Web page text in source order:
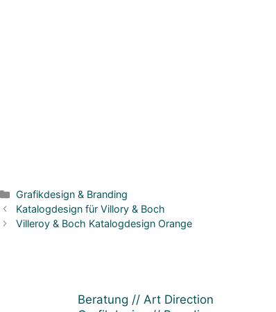
Kategorien
Grafikdesign & Branding
Beitrags-
Navigation
Katalogdesign für Villory & Boch
Villeroy & Boch Katalogdesign Orange
Beratung // Art Direction